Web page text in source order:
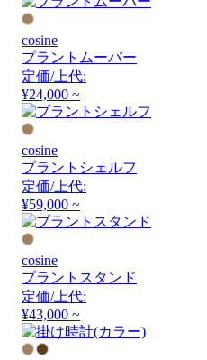
cosine
プラントムーバー
定価/上代:
¥24,000 ~
cosine
プラントシェルフ
定価/上代:
¥59,000 ~
cosine
プラントスタンド
定価/上代:
¥43,000 ~